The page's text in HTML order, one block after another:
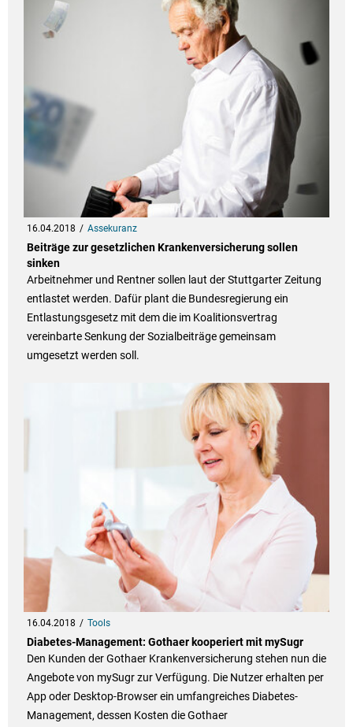
16.04.2018 Assekuranz
Beiträge zur gesetzlichen Krankenversicherung sollen
sinken
Arbeitnehmer und Rentner sollen laut der Stuttgarter Zeitung
entlastet werden. Dafür plant die Bundesregierung ein
Entlastungsgesetz mit dem die im Koalitionsvertrag
vereinbarte Senkung der Sozialbeiträge gemeinsam
umgesetzt werden soll.
16.04.2018 Tools
Diabetes-Management: Gothaer kooperiert mit mySugr
Den Kunden der Gothaer Krankenversicherung stehen nun die
Angebote von mySugr zur Verfügung. Die Nutzer erhalten per
App oder Desktop-Browser ein umfangreiches Diabetes-
Management, dessen Kosten die Gothaer